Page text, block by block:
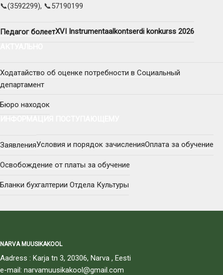
📞(3592299), 📞57190199
Педагог болеетXVI Instrumentaalkontserdi konkurss 2026
Ходатайство об оценке потребности в Социальный
департамент
Бюро находок
ЗаявленияУсловия и порядок зачисленияОплата за обучение
Освобождение от платы за обучение
Бланки бухгалтерии Отдела Культуры
NARVA MUUSIKAKOOL
Aadress : Karja tn 3, 20306, Narva , Eesti
e-mail: narvamuusikakool@gmail.com